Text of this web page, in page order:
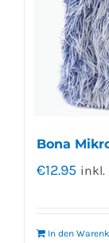
Bona
€12.95 inkl.
In den